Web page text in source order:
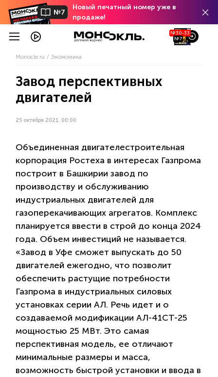
№7
Новый печатный номер уже в
продаже!
№30-33
№7
Monocle.ru Экономика
Завод перспективных
двигателей
25 октября 2021, 00:00
Объединенная двигателестроительная
корпорация Ростеха в интересах Газпрома
построит в Башкирии завод по
производству и обслуживанию
индустриальных двигателей для
газоперекачивающих агрегатов. Комплекс
планируется ввести в строй до конца 2024
года. Объем инвестиций не называется.
«Завод в Уфе сможет выпускать до 50
двигателей ежегодно, что позволит
обеспечить растущие потребности
Газпрома в индустриальных силовых
установках серии АЛ. Речь идет и о
создаваемой модификации AЛ-41CT-25
мощностью 25 МВт. Это самая
перспективная модель, ее отличают
минимальные размеры и масса,
возможность быстрой установки и ввода в